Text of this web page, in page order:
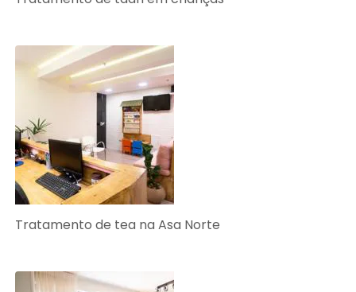
Tratamento de tea na Asa Norte